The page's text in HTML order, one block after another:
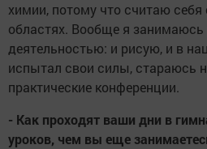
химии, потому что считаю
областях. Вообще я занимаюсь
деятельностью: и рисую, и в
испытал свои силы, стараюсь
практические конференции.
- Как проходят ваши дни в
уроков, чем вы еще